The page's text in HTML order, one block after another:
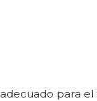
para